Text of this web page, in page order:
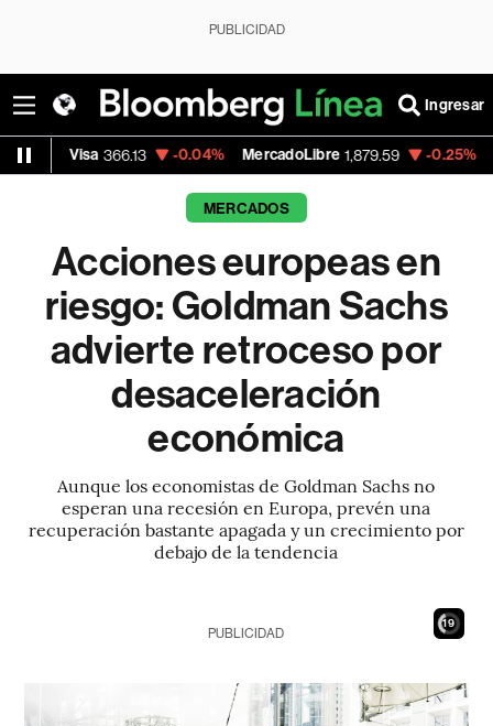
PUBLICIDAD
Ingresar
-0.04% MercadoLibre 1,879.59 -0.25% Banco de
MERCADOS
Acciones europeas en
riesgo: Goldman Sachs
advierte retroceso por
desaceleración
económica
Aunque los economistas de Goldman Sachs no
esperan una recesión en Europa, prevén una
recuperación bastante apagada y un crecimiento por
debajo de la tendencia
17
PUBLICIDAD